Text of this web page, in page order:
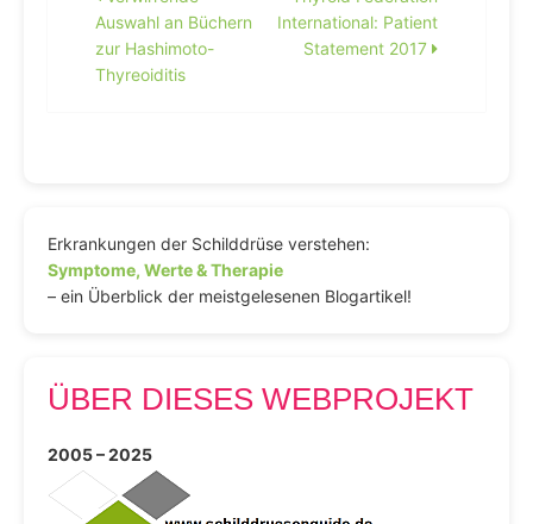
Auswahl an Büchern
zur Hashimoto-
Thyreoiditis
International: Patient
Statement 2017
Erkrankungen der Schilddrüse verstehen:
Symptome, Werte & Therapie
– ein Überblick der meistgelesenen Blogartikel!
ÜBER DIESES WEBPROJEKT
2005 – 2025